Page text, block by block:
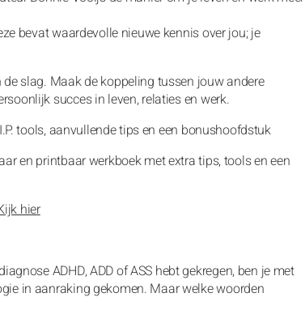
bevat waardevolle nieuwe kennis over jou; je
slag. Maak de koppeling tussen jouw andere
succes in leven, relaties en werk.
tools, aanvullende tips en een bonushoofdstuk
en printbaar werkboek met extra tips, tools en een
hier
ADHD, ADD of ASS hebt gekregen, ben je met
in aanraking gekomen. Maar welke woorden